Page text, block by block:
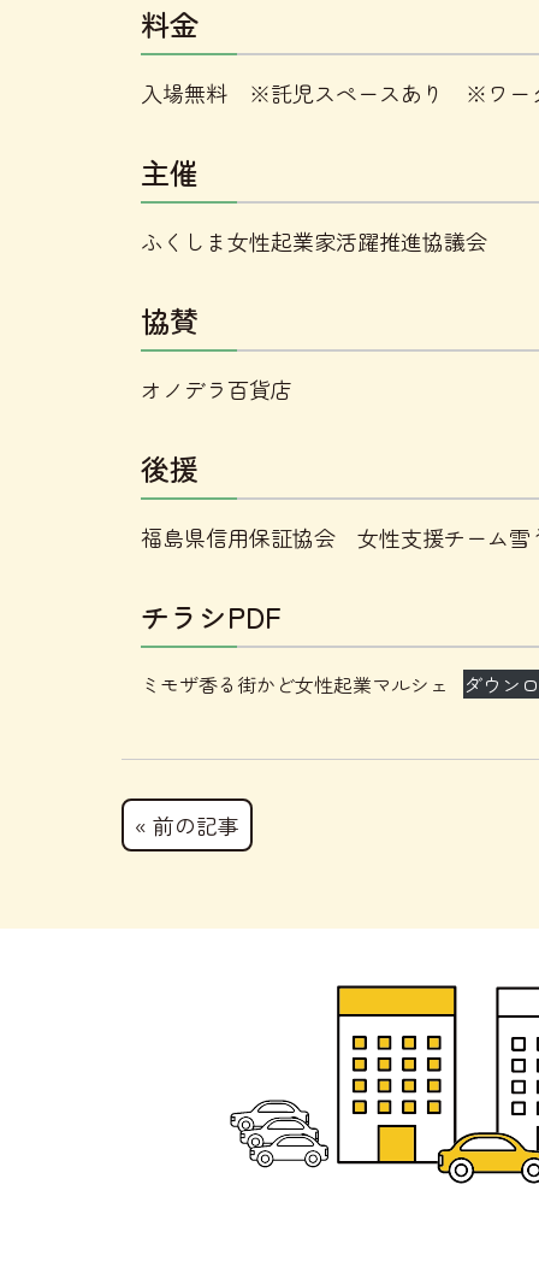
料金
入場無料 ※託児スペースあり ※ワー
主催
ふくしま女性起業家活躍推進協議会
協賛
オノデラ百貨店
後援
福島県信用保証協会 女性支援チーム雪
チラシPDF
ミモザ香る街かど女性起業マルシェ ダウン
« 前の記事